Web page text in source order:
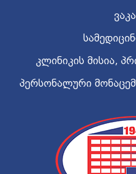
კლინიკის მისია,
პერსონალური